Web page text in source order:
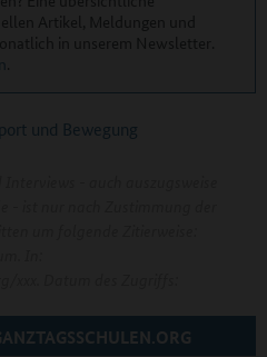
und Bewegung